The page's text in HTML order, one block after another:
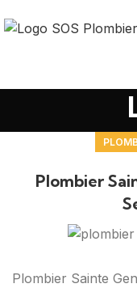
Plombier
Plombier Sainte